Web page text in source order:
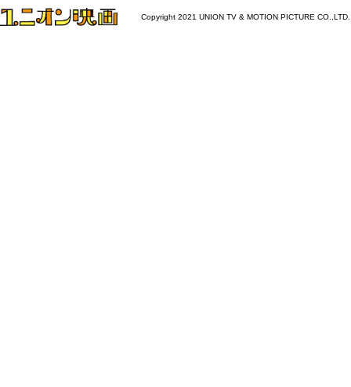
Copyright 2021 UNION TV & MOTION PICTURE CO.,LTD.